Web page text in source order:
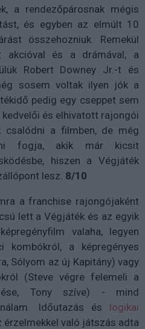
a rendezőpárosnak mégis
és egyben az elmúlt 10
összehozniuk. Remekül
akcióval és a drámával, a
Robert Downey Jr.-t és
sosem voltak ilyen jók a
pedig egy cseppet sem
és elhivatott rajongói
csalódni a filmben, de még
fogja, akik már kicsit
hiszen a Végjáték
lesz. 8/10
a franchise rajongójaként
lett a Végjáték és az egyik
valaha, legyen
a képregényes
Sólyom az új Kapitány) vagy
(Steve végre felemeli a
Tony szíve) - mind
Időutazás és logikai
érzelmekkel való játszás adta